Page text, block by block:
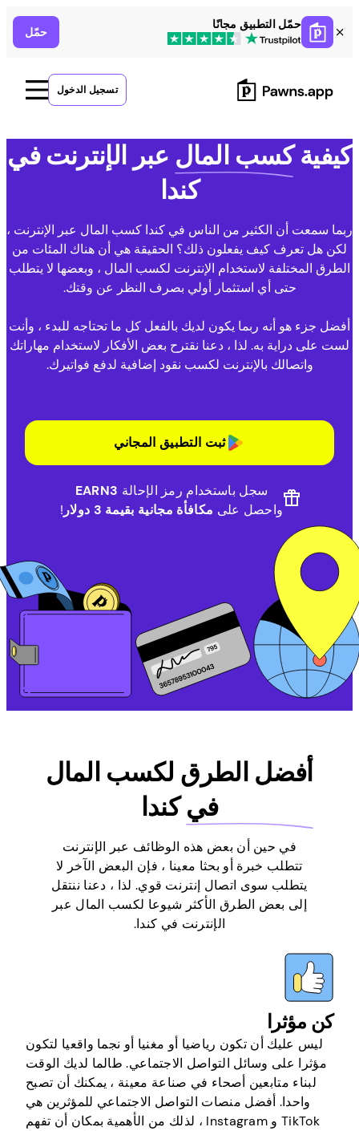
حمّل التطبيق مجانًا
حمّل
تسجيل الدخول
كيفيةكسب المالعبر الإنترنت في
كندا
ربما سمعت أن الكثير من الناس في كندا كسب المال عبر الإنترنت ،
لكن هل تعرف كيف يفعلون ذلك؟ الحقيقة هي أن هناك المئات من
الطرق المختلفة لاستخدام الإنترنت لكسب المال ، وبعضها لا يتطلب
حتى أي استثمار أولي بصرف النظر عن وقتك.
أفضل جزء هو أنه ربما يكون لديك بالفعل كل ما تحتاجه للبدء ، وأنت
لست على دراية به. لذا ، دعنا نقترح بعض الأفكار لاستخدام مهاراتك
واتصالك بالإنترنت لكسب نقود إضافية لدفع فواتيرك.
ثبت التطبيق المجاني
سجل باستخدام رمز الإحالةEARN3
واحصل علىمكافأة مجانية بقيمة 3 دولار !
أفضل الطرق لكسب المال
فيكندا
في حين أن بعض هذه الوظائف عبر الإنترنت
تتطلب خبرة أو بحثا معينا ، فإن البعض الآخر لا
يتطلب سوى اتصال إنترنت قوي. لذا ، دعنا ننتقل
إلى بعض الطرق الأكثر شيوعا لكسب المال عبر
الإنترنت في كندا.
كن مؤثرا
ليس عليك أن تكون رياضيا أو مغنيا أو نجما واقعيا لتكون
مؤثرا على وسائل التواصل الاجتماعي. طالما لديك الوقت
لبناء متابعين أصحاء في صناعة معينة ، يمكنك أن تصبح
واحدا. أفضل منصات التواصل الاجتماعي للمؤثرين هي
TikTok و Instagram ، لذلك من الأهمية بمكان أن تفهم